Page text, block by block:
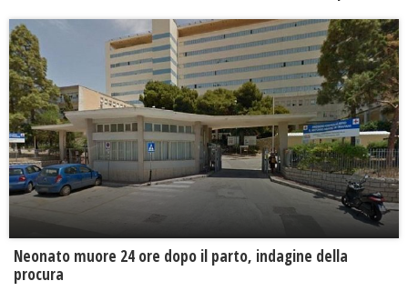
Neonato muore 24 ore dopo il parto, indagine della
procura